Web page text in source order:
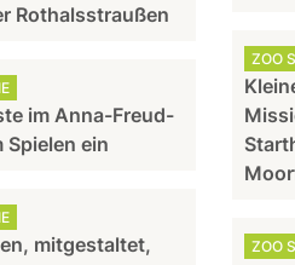
Rothalsstraußen
im Anna-Freud-
Spielen ein
mitgestaltet,
ZOO
ZOO